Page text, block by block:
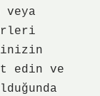
veya
edin ve